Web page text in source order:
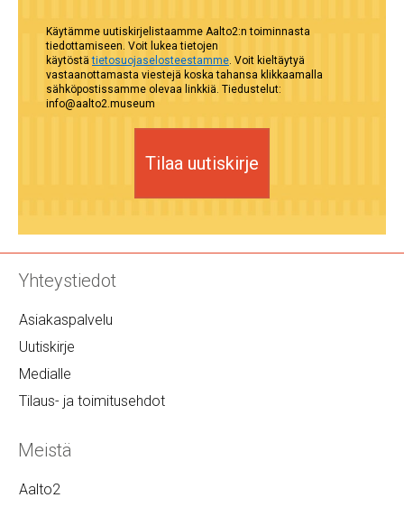
Käytämme uutiskirjelistaamme Aalto2:n toiminnasta
tiedottamiseen. Voit lukea tietojen
käytöstätietosuojaselosteestamme. Voit kieltäytyä
vastaanottamasta viestejä koska tahansa klikkaamalla
sähköpostissamme olevaa linkkiä. Tiedustelut:
info@aalto2.museum
Tilaa uutiskirje
Yhteystiedot
Asiakaspalvelu
Uutiskirje
Medialle
Tilaus- ja toimitusehdot
Meistä
Aalto2